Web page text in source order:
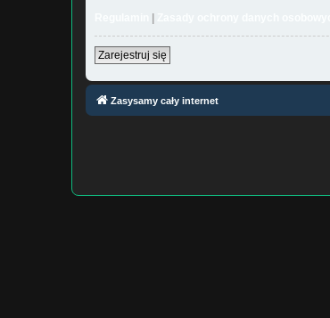
|
Zarejestruj się
Zasysamy cały internet